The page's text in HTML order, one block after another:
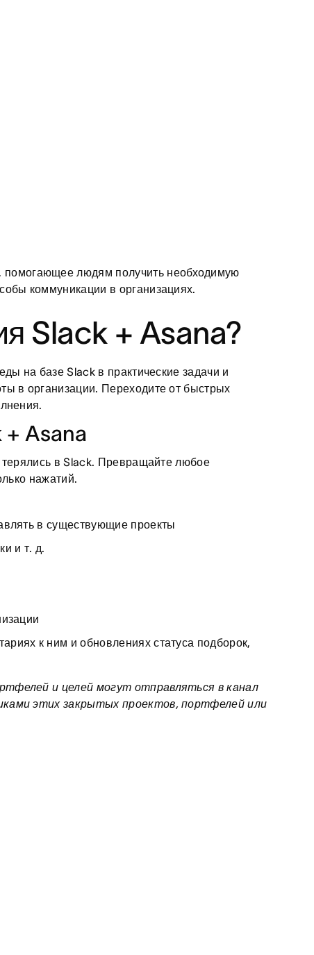
людям получить необходимую
коммуникации в организациях.
Slack + Asana?
на базе Slack в практические задачи и
в организации. Переходите от быстрых
+ Asana
в Slack. Превращайте любое
нажатий.
в существующие проекты
и т. д.
к ним и обновлениях статуса подборок,
и целей могут отправляться в канал
этих закрытых проектов, портфелей или